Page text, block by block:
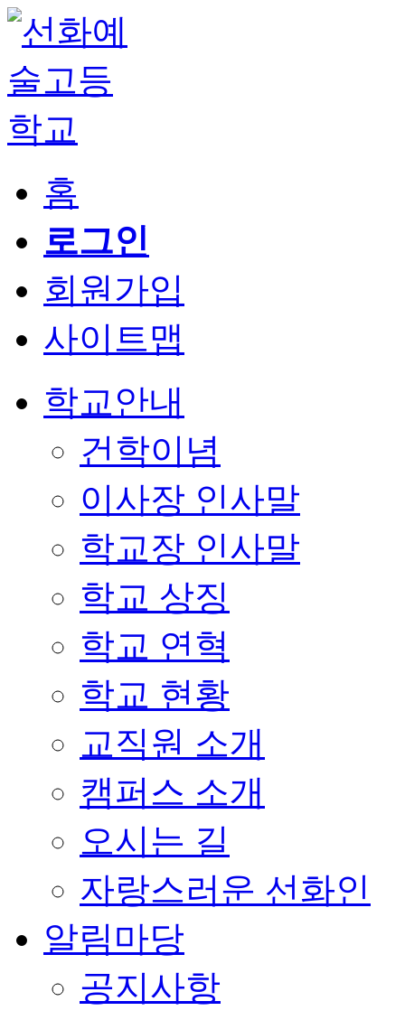
홈
로그인
회원가입
사이트맵
학교안내
건학이념
이사장 인사말
학교장 인사말
학교 상징
학교 연혁
학교 현황
교직원 소개
캠퍼스 소개
오시는 길
자랑스러운 선화인
알림마당
공지사항